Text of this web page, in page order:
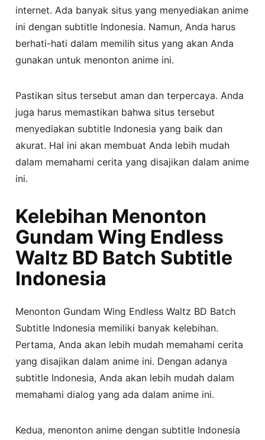
internet. Ada banyak situs yang menyediakan anime
ini dengan subtitle Indonesia. Namun, Anda harus
berhati-hati dalam memilih situs yang akan Anda
gunakan untuk menonton anime ini.
Pastikan situs tersebut aman dan terpercaya. Anda
juga harus memastikan bahwa situs tersebut
menyediakan subtitle Indonesia yang baik dan
akurat. Hal ini akan membuat Anda lebih mudah
dalam memahami cerita yang disajikan dalam anime
ini.
Kelebihan Menonton
Gundam Wing Endless
Waltz BD Batch Subtitle
Indonesia
Menonton Gundam Wing Endless Waltz BD Batch
Subtitle Indonesia memiliki banyak kelebihan.
Pertama, Anda akan lebih mudah memahami cerita
yang disajikan dalam anime ini. Dengan adanya
subtitle Indonesia, Anda akan lebih mudah dalam
memahami dialog yang ada dalam anime ini.
Kedua, menonton anime dengan subtitle Indonesia